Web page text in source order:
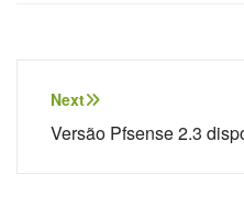
Navegação
de
Next
Versão Pfsense 2.3